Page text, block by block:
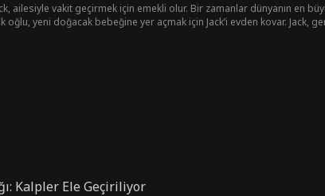
ailesiyle vakit geçirmek için emekli olur. Bir zamanlar dünyanın en
yeni doğacak bebeğine yer açmak için Jack’i evden kovar. Jack,
Kalpler Ele Geçiriliyor